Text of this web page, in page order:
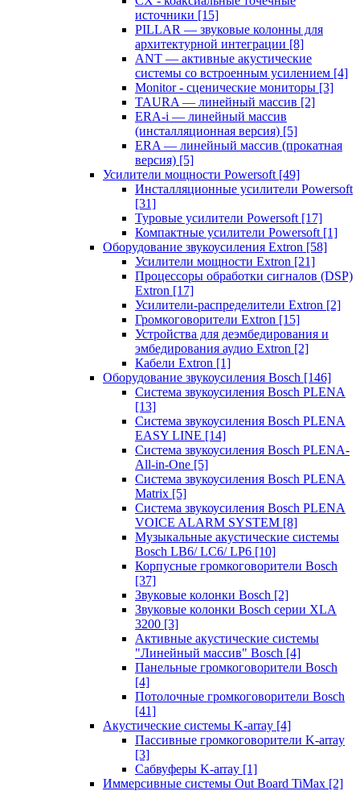
источники [15]
PILLAR — звуковые колонны для
архитектурной интеграции [8]
ANT — активные акустические
системы со встроенным усилением [4]
Monitor - сценические мониторы [3]
TAURA — линейный массив [2]
ERA-i — линейный массив
(инсталляционная версия) [5]
ERA — линейный массив (прокатная
версия) [5]
Усилители мощности Powersoft [49]
Инсталляционные усилители Powersoft
[31]
Туровые усилители Powersoft [17]
Компактные усилители Powersoft [1]
Оборудование звукоусиления Extron [58]
Усилители мощности Extron [21]
Процессоры обработки сигналов (DSP)
Extron [17]
Усилители-распределители Extron [2]
Громкоговорители Extron [15]
Устройства для деэмбедирования и
эмбедирования аудио Extron [2]
Кабели Extron [1]
Оборудование звукоусиления Bosch [146]
Система звукоусиления Bosch PLENA
[13]
Система звукоусиления Bosch PLENA
EASY LINE [14]
Система звукоусиления Bosch PLENA-
All-in-One [5]
Система звукоусиления Bosch PLENA
Matrix [5]
Система звукоусиления Bosch PLENA
VOICE ALARM SYSTEM [8]
Музыкальные акустические системы
Bosch LB6/ LC6/ LP6 [10]
Корпусные громкоговорители Bosch
[37]
Звуковые колонки Bosch [2]
Звуковые колонки Bosch серии XLA
3200 [3]
Активные акустические системы
"Линейный массив" Bosch [4]
Панельные громкоговорители Bosch
[4]
Потолочные громкоговорители Bosch
[41]
Акустические системы K-array [4]
Пассивные громкоговорители K-array
[3]
Сабвуферы K-array [1]
Иммерсивные системы Out Board TiMax [2]